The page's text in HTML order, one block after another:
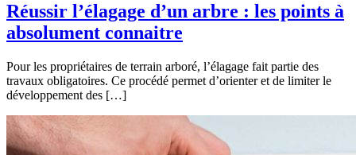
Réussir l’élagage d’un arbre : les points à
absolument connaitre
Pour les propriétaires de terrain arboré, l’élagage fait partie des
travaux obligatoires. Ce procédé permet d’orienter et de limiter le
développement des […]